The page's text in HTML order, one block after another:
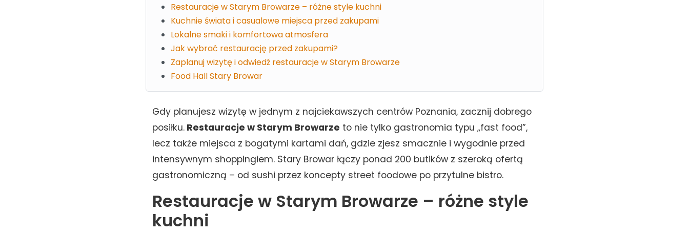
Restauracje w Starym Browarze – różne style kuchni
Kuchnie świata i casualowe miejsca przed zakupami
Lokalne smaki i komfortowa atmosfera
Jak wybrać restaurację przed zakupami?
Zaplanuj wizytę i odwiedź restauracje w Starym Browarze
Food Hall Stary Browar
Gdy planujesz wizytę w jednym z najciekawszych centrów Poznania, zacznij dobrego
posiłku. Restauracje w Starym Browarze to nie tylko gastronomia typu „fast food”,
lecz także miejsca z bogatymi kartami dań, gdzie zjesz smacznie i wygodnie przed
intensywnym shoppingiem. Stary Browar łączy ponad 200 butików z szeroką ofertą
gastronomiczną – od sushi przez koncepty street foodowe po przytulne bistro.
Restauracje w Starym Browarze – różne style
kuchni